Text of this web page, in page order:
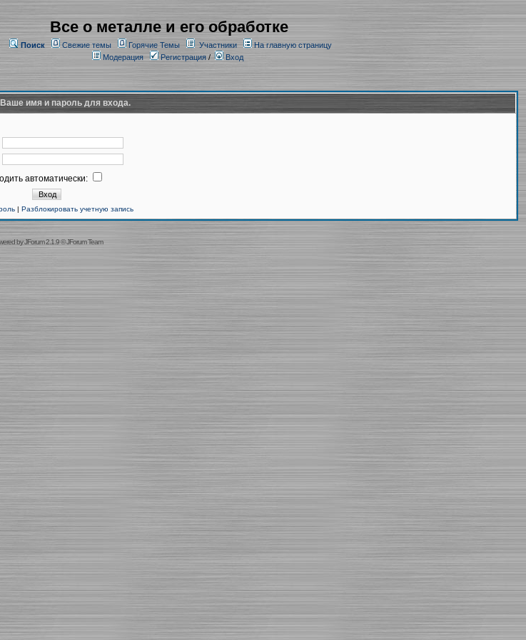
Все о металле и его обработке
Поиск Свежие темы Горячие Темы Участники
На главную страницу
Модерация
Регистрация/ Вход
имя и пароль для входа.
автоматически:
| Разблокировать учетную запись
byJForum 2.1.9©JForum Team